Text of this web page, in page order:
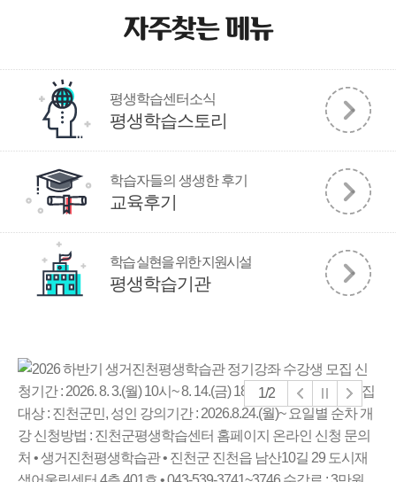
자주찾는 메뉴
평생학습센터소식
평생학습스토리
학습자들의 생생한 후기
교육후기
학습 실현을 위한 지원시설
평생학습기관
1/2